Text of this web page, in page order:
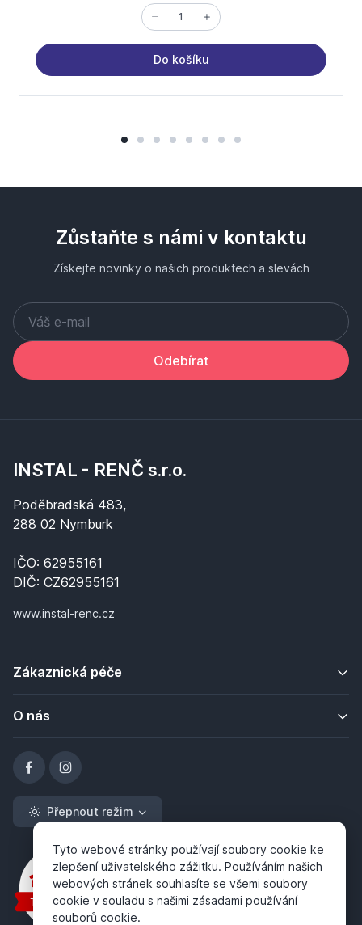
Do košíku
Zůstaňte s námi v kontaktu
Získejte novinky o našich produktech a slevách
Odebírat
INSTAL - RENČ s.r.o.
Poděbradská 483,
288 02 Nymburk
IČO: 62955161
DIČ: CZ62955161
www.instal-renc.cz
Zákaznická péče
O nás
Přepnout režim
Tyto webové stránky používají soubory cookie ke
zlepšení uživatelského zážitku. Používáním našich
webových stránek souhlasíte se všemi soubory
cookie v souladu s našimi zásadami používání
souborů cookie.